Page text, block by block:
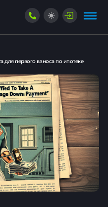
для первого взноса по ипотеке